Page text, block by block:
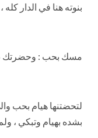
بنوته هنا في الدار
مسك بحب : وحضرتك
لتحضتنها هيام بحب
بشده بهيام وتبكي ،